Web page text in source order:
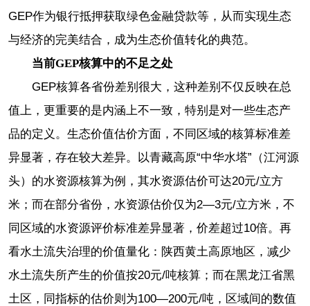
GEP作为银行抵押获取绿色金融贷款等，从而实现生态
与经济的完美结合，成为生态价值转化的典范。
当前GEP核算中的不足之处
GEP核算各省份差别很大，这种差别不仅反映在总
值上，更重要的是内涵上不一致，特别是对一些生态产
品的定义。生态价值估价方面，不同区域的核算标准差
异显著，存在较大差异。以青藏高原“中华水塔”（江河源
头）的水资源核算为例，其水资源估价可达20元/立方
米；而在部分省份，水资源估价仅为2—3元/立方米，不
同区域的水资源评价标准差异显著，价差超过10倍。再
看水土流失治理的价值量化：陕西黄土高原地区，减少
水土流失所产生的价值按20元/吨核算；而在黑龙江省黑
土区，同指标的估价则为100—200元/吨，区域间的数值